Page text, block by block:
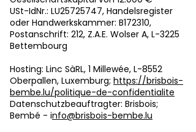
USt-IdNr.: LU25725747, Handelsregister
oder Handwerkskammer: B172310,
Postanschrift: 212, Z.A.E. Wolser A, L-3225
Bettembourg
Hosting: Linc SàRL, 1 Millewée, L-8552
Oberpallen, Luxemburg; https://brisbois-
bembe.lu/politique-de-confidentialite
Datenschutzbeauftragter: Brisbois;
Bembé - info@brisbois-bembe.lu